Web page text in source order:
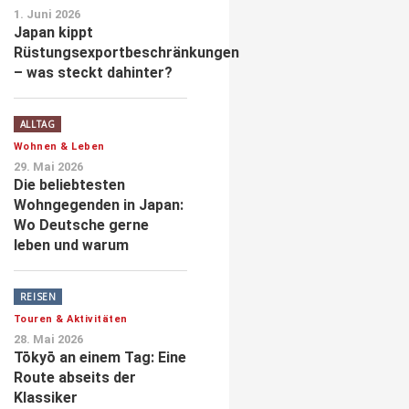
1. Juni 2026
Japan kippt
Rüstungsexportbeschränkungen
– was steckt dahinter?
ALLTAG
Wohnen & Leben
29. Mai 2026
Die beliebtesten
Wohngegenden in Japan:
Wo Deutsche gerne
leben und warum
REISEN
Touren & Aktivitäten
28. Mai 2026
Tōkyō an einem Tag: Eine
Route abseits der
Klassiker